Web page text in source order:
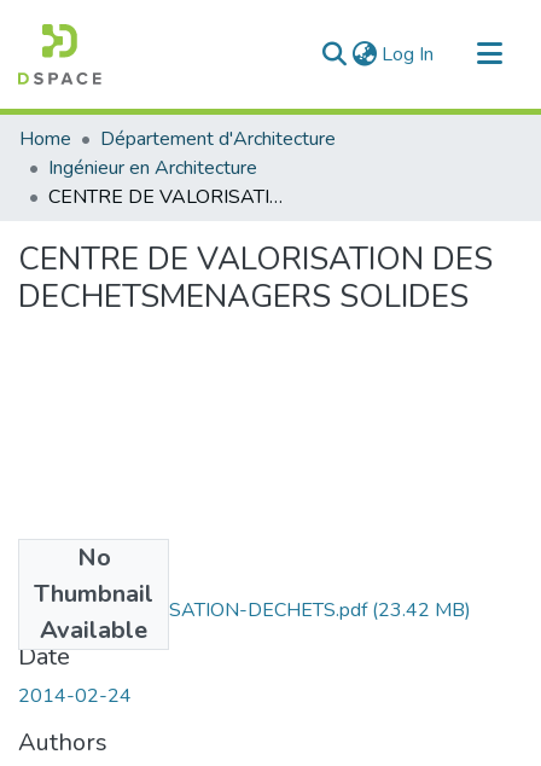
Log In (current)
Communities & Collections
All of DSpace
Statistics
Home
Département d'Architecture
Ingénieur en Architecture
CENTRE DE VALORISATION DES DECHETSMENAGERS SOLIDES
CENTRE DE VALORISATION DES
DECHETSMENAGERS SOLIDES
No
Thumbnail
Available
CENTRE-VALORISATION-DECHETS.pdf(23.42 MB)
Date
2014-02-24
Authors